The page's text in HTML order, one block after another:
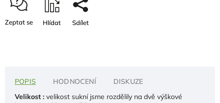
Zeptat se Hlídat Sdílet
POPIS HODNOCENÍ
DISKUZE
Velikost : velikost sukní jsme rozdělily na dvě výškové